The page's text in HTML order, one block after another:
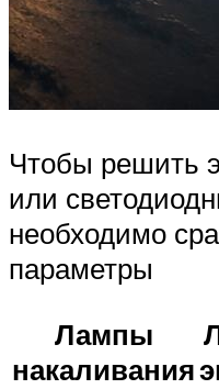
Чтобы решить
или
необходимо
параметры
Лампы
накаливания